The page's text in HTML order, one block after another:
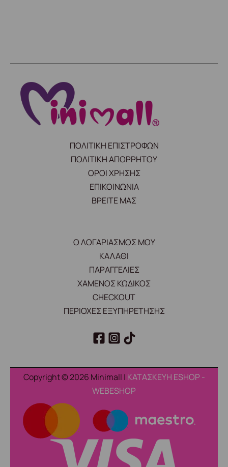
ΠΟΛΙΤΙΚΗ ΕΠΙΣΤΡΟΦΩΝ
ΠΟΛΙΤΙΚΗ ΑΠΟΡΡΗΤΟΥ
ΟΡΟΙ ΧΡΗΣΗΣ
ΕΠΙΚΟΙΝΩΝΙΑ
ΒΡΕΙΤΕ ΜΑΣ
Ο ΛΟΓΑΡΙΑΣΜΟΣ ΜΟΥ
ΚΑΛΑΘΙ
ΠΑΡΑΓΓΕΛΙΕΣ
ΧΑΜΕΝΟΣ ΚΩΔΙΚΟΣ
CHECKOUT
ΠΕΡΙΟΧΕΣ ΕΞΥΠΗΡΕΤΗΣΗΣ
Copyright © 2026 Minimall | ΚΑΤΑΣΚΕΥΗ ESHOP -
WEBESHOP